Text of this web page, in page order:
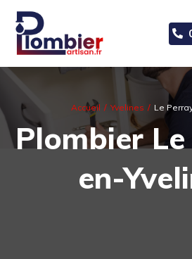
Accueil Yvelines Le
Plombier
en-